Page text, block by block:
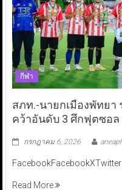
กีฬา
สภท.-นายกเมืองพัทยา
คว้าอันดับ 3 ศึกฟุตซอล
กรกฎาคม 6, 2026
FacebookFacebookXTwitter
Read More